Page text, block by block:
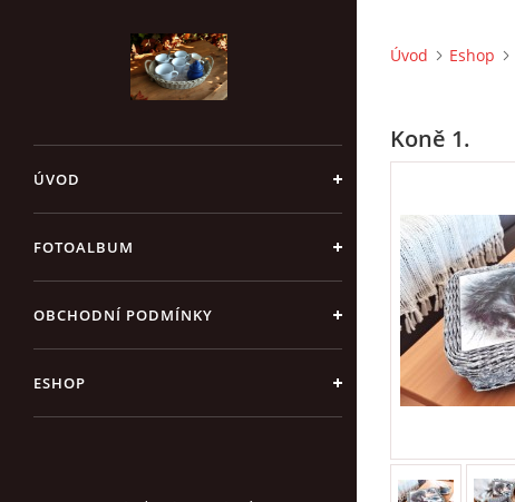
ÚVOD
FOTOALBUM
OBCHODNÍ PODMÍNKY
ESHOP
Úvod Eshop
Koně 1.